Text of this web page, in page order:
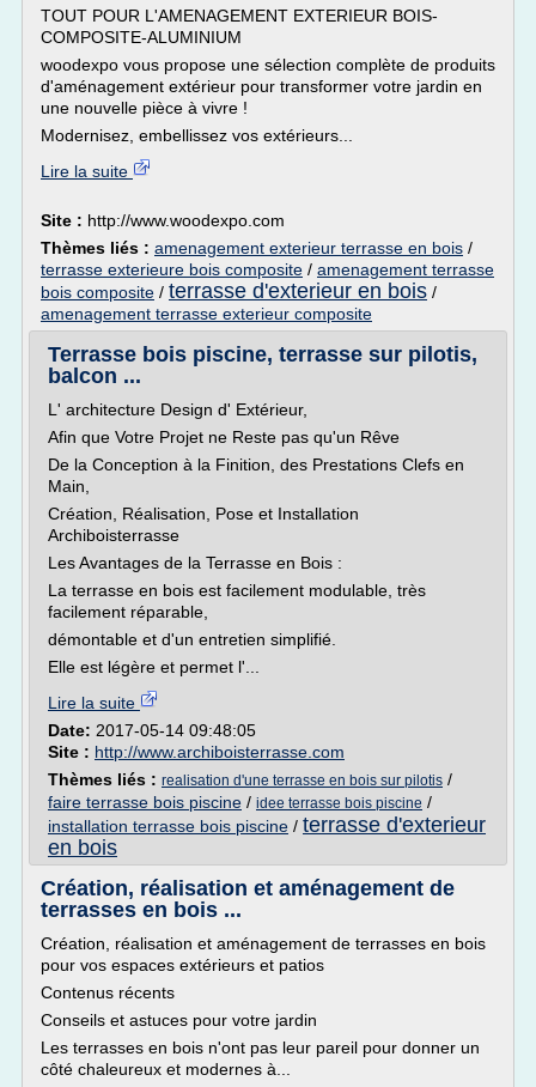
TOUT POUR L'AMENAGEMENT EXTERIEUR BOIS-
COMPOSITE-ALUMINIUM
woodexpo vous propose une sélection complète de produits
d'aménagement extérieur pour transformer votre jardin en
une nouvelle pièce à vivre !
Modernisez, embellissez vos extérieurs...
Lire la suite
Site : http://www.woodexpo.com
Thèmes liés : amenagement exterieur terrasse en bois /
terrasse exterieure bois composite / amenagement terrasse
bois composite / terrasse d'exterieur en bois /
amenagement terrasse exterieur composite
Terrasse bois piscine, terrasse sur pilotis,
balcon ...
L' architecture Design d' Extérieur,
Afin que Votre Projet ne Reste pas qu'un Rêve
De la Conception à la Finition, des Prestations Clefs en
Main,
Création, Réalisation, Pose et Installation
Archiboisterrasse
Les Avantages de la Terrasse en Bois :
La terrasse en bois est facilement modulable, très
facilement réparable,
démontable et d'un entretien simplifié.
Elle est légère et permet l'...
Lire la suite
Date: 2017-05-14 09:48:05
Site : http://www.archiboisterrasse.com
Thèmes liés : realisation d'une terrasse en bois sur pilotis /
faire terrasse bois piscine / idee terrasse bois piscine /
installation terrasse bois piscine / terrasse d'exterieur
en bois
Création, réalisation et aménagement de
terrasses en bois ...
Création, réalisation et aménagement de terrasses en bois
pour vos espaces extérieurs et patios
Contenus récents
Conseils et astuces pour votre jardin
Les terrasses en bois n'ont pas leur pareil pour donner un
côté chaleureux et modernes à...